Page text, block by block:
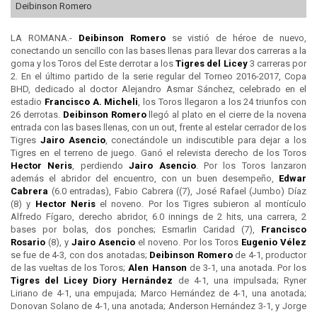
Deibinson Romero
LA ROMANA.- Deibinson Romerose vistió de héroe de nuevo,
conectando un sencillo con las bases llenas para llevar dos carreras a la
goma y los Toros del Este derrotar a losTigres del Licey3 carreras por
2. En el último partido de la serie regular del Torneo 2016-2017, Copa
BHD, dedicado al doctor Alejandro Asmar Sánchez, celebrado en el
estadio Francisco A. Micheli , los Toros llegaron a los 24 triunfos con
26 derrotas. Deibinson Romerollegó al plato en el cierre de la novena
entrada con las bases llenas, con un out, frente al estelar cerrador de los
Tigres Jairo Asencio, conectándole un indiscutible para dejar a los
Tigres en el terreno de juego. Ganó el relevista derecho de los Toros
Hector Neris , perdiendoJairo Asencio. Por los Toros lanzaron
además el abridor del encuentro, con un buen desempeño, Edwar
Cabrera (6.0 entradas), Fabio Cabrera ((7), José Rafael (Jumbo) Díaz
(8) y Hector Nerisel noveno. Por los Tigres subieron al montículo
Alfredo Fígaro, derecho abridor, 6.0 innings de 2 hits, una carrera, 2
bases por bolas, dos ponches; Esmarlin Caridad (7), Francisco
Rosario (8), y Jairo Asencio el noveno. Por los Toros Eugenio Vélez
se fue de 4-3, con dos anotadas; Deibinson Romerode 4-1, productor
de las vueltas de los Toros; Alen Hanson de 3-1, una anotada. Por los
Tigres del Licey Diory Hernández de 4-1, una impulsada; Ryner
Liriano de 4-1, una empujada; Marco Hernández de 4-1, una anotada;
Donovan Solano de 4-1, una anotada; Anderson Hernández 3-1, y Jorge